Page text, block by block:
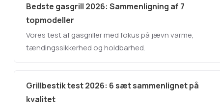
Bedste gasgrill 2026: Sammenligning af 7
topmodeller
Vores test af gasgriller med fokus på jævn varme,
tændingssikkerhed og holdbarhed.
Grillbestik test 2026: 6 sæt sammenlignet på
kvalitet